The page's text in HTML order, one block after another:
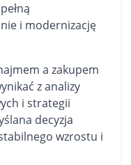
i modernizację
a zakupem
z analizy
i strategii
decyzja
wzrostu i